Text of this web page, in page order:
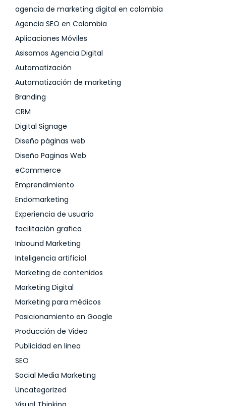
agencia de marketing digital en colombia
Agencia SEO en Colombia
Aplicaciones Móviles
Asisomos Agencia Digital
Automatización
Automatización de marketing
Branding
CRM
Digital Signage
Diseño páginas web
Diseño Paginas Web
eCommerce
Emprendimiento
Endomarketing
Experiencia de usuario
facilitación grafica
Inbound Marketing
Inteligencia artificial
Marketing de contenidos
Marketing Digital
Marketing para médicos
Posicionamiento en Google
Producción de Video
Publicidad en linea
SEO
Social Media Marketing
Uncategorized